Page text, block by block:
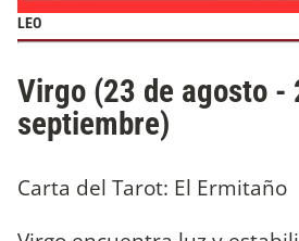
LEO
Virgo (23 de agosto -
septiembre)
Carta del Tarot: El Ermitaño